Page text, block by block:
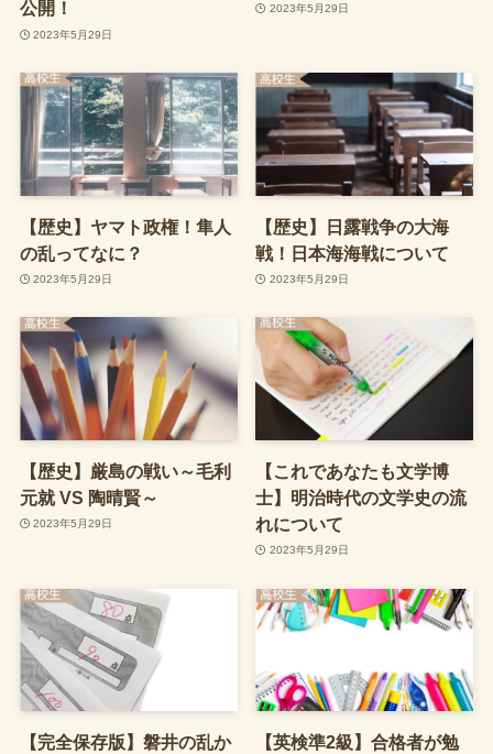
公開！
2023年5月29日
2023年5月29日
【歴史】ヤマト政権！隼人
の乱ってなに？
2023年5月29日
【歴史】日露戦争の大海
戦！日本海海戦について
2023年5月29日
【歴史】厳島の戦い～毛利
元就 VS 陶晴賢～
2023年5月29日
【これであなたも文学博
士】明治時代の文学史の流
れについて
2023年5月29日
【完全保存版】磐井の乱か
【英検準2級】合格者が勉